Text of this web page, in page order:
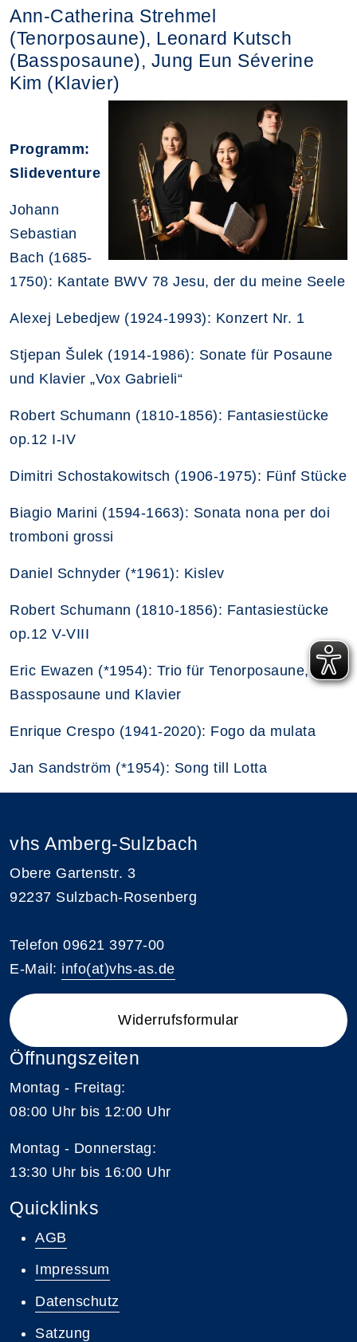
Ann-Catherina Strehmel
(Tenorposaune), Leonard Kutsch
(Bassposaune), Jung Eun Séverine
Kim (Klavier)
Programm:
Slideventure
Johann
Sebastian
Bach (1685-
1750): Kantate BWV 78 Jesu, der du meine Seele
Alexej Lebedjew (1924-1993): Konzert Nr. 1
Stjepan Šulek (1914-1986): Sonate für Posaune
und Klavier „Vox Gabrieli“
Robert Schumann (1810-1856): Fantasiestücke
op.12 I-IV
Dimitri Schostakowitsch (1906-1975): Fünf Stücke
Biagio Marini (1594-1663): Sonata nona per doi
tromboni grossi
Daniel Schnyder (*1961): Kislev
Robert Schumann (1810-1856): Fantasiestücke
op.12 V-VIII
Eric Ewazen (*1954): Trio für Tenorposaune,
Bassposaune und Klavier
Enrique Crespo (1941-2020): Fogo da mulata
Jan Sandström (*1954): Song till Lotta
vhs Amberg-Sulzbach
Obere Gartenstr. 3
92237 Sulzbach-Rosenberg
Telefon 09621 3977-00
E-Mail: info(at)vhs-as.de
Widerrufsformular
Öffnungszeiten
Montag - Freitag:
08:00 Uhr bis 12:00 Uhr
Montag - Donnerstag:
13:30 Uhr bis 16:00 Uhr
Quicklinks
AGB
Impressum
Datenschutz
Satzung